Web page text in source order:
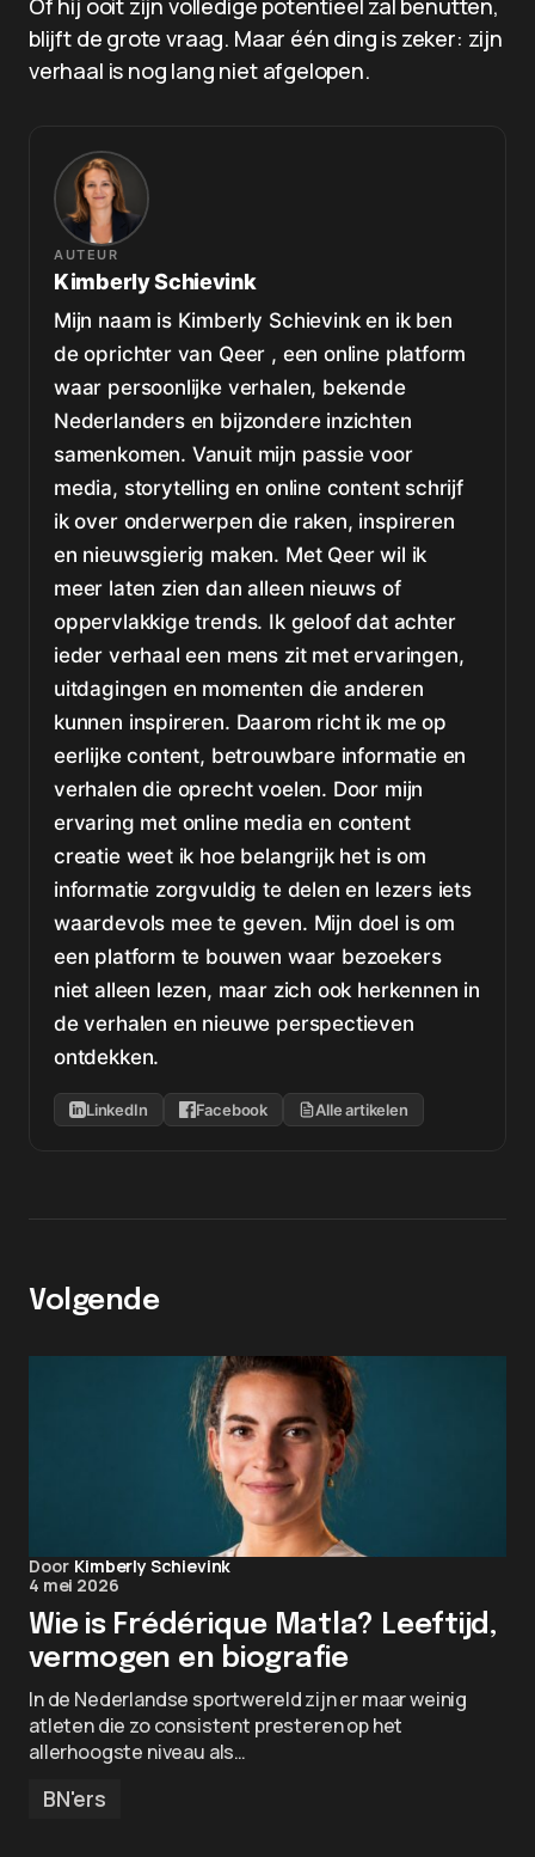
Of hij ooit zijn volledige potentieel zal benutten,
blijft de grote vraag. Maar één ding is zeker: zijn
verhaal is nog lang niet afgelopen.
AUTEUR
Kimberly Schievink
Mijn naam is Kimberly Schievink en ik ben
de oprichter van Qeer , een online platform
waar persoonlijke verhalen, bekende
Nederlanders en bijzondere inzichten
samenkomen. Vanuit mijn passie voor
media, storytelling en online content schrijf
ik over onderwerpen die raken, inspireren
en nieuwsgierig maken. Met Qeer wil ik
meer laten zien dan alleen nieuws of
oppervlakkige trends. Ik geloof dat achter
ieder verhaal een mens zit met ervaringen,
uitdagingen en momenten die anderen
kunnen inspireren. Daarom richt ik me op
eerlijke content, betrouwbare informatie en
verhalen die oprecht voelen. Door mijn
ervaring met online media en content
creatie weet ik hoe belangrijk het is om
informatie zorgvuldig te delen en lezers iets
waardevols mee te geven. Mijn doel is om
een platform te bouwen waar bezoekers
niet alleen lezen, maar zich ook herkennen in
de verhalen en nieuwe perspectieven
ontdekken.
LinkedIn Facebook Alle artikelen
Volgende
Door Kimberly Schievink
4 mei 2026
Wie is Frédérique Matla? Leeftijd,
vermogen en biografie
In de Nederlandse sportwereld zijn er maar weinig
atleten die zo consistent presteren op het
allerhoogste niveau als…
BN'ers